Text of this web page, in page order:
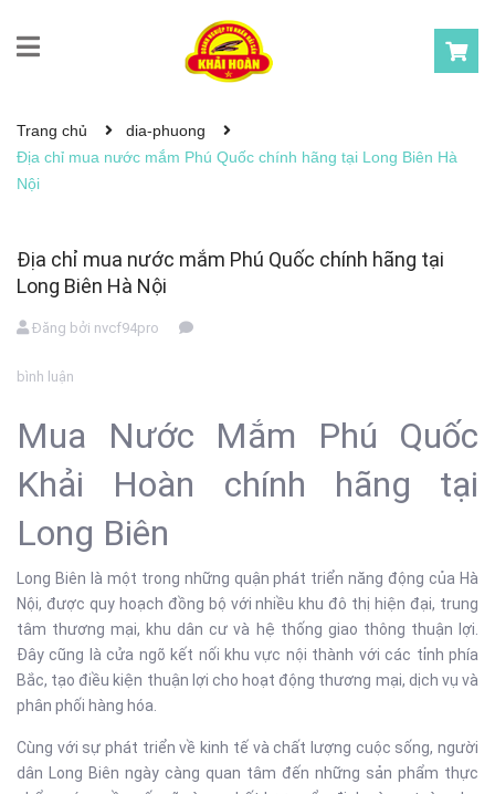
Trang chủ
dia-phuong
Địa chỉ mua nước mắm Phú Quốc chính hãng tại Long Biên Hà
Nội
Địa chỉ mua nước mắm Phú Quốc chính hãng tại
Long Biên Hà Nội
Đăng bởi nvcf94pro
bình luận
Mua Nước Mắm Phú Quốc
Khải Hoàn chính hãng tại
Long Biên
Long Biên là một trong những quận phát triển năng động của Hà
Nội, được quy hoạch đồng bộ với nhiều khu đô thị hiện đại, trung
tâm thương mại, khu dân cư và hệ thống giao thông thuận lợi.
Đây cũng là cửa ngõ kết nối khu vực nội thành với các tỉnh phía
Bắc, tạo điều kiện thuận lợi cho hoạt động thương mại, dịch vụ và
phân phối hàng hóa.
Cùng với sự phát triển về kinh tế và chất lượng cuộc sống, người
dân Long Biên ngày càng quan tâm đến những sản phẩm thực